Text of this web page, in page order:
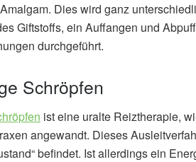
Dies wird ganz
Giftstoffs, ein Auffangen und
durchgeführt.
Schröpfen
ist eine uralte Reiztherapie,
angewandt. Dieses
befindet. Ist allerdings ein